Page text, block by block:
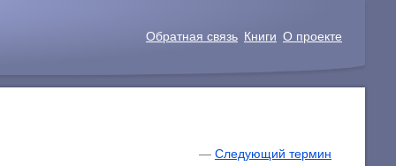
Обратная связь Книги О проекте
—Следующий термин